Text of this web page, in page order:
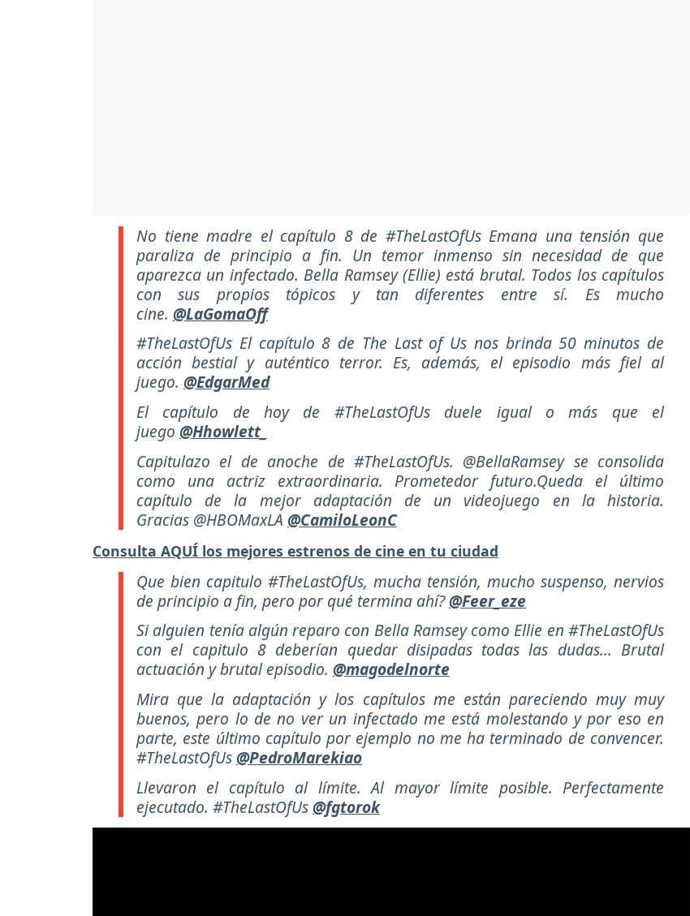
No tiene madre el capítulo 8 de #TheLastOfUs Emana una tensión que
paraliza de principio a fin. Un temor inmenso sin necesidad de que
aparezca un infectado. Bella Ramsey (Ellie) está brutal. Todos los capítulos
con sus propios tópicos y tan diferentes entre sí. Es mucho
cine. @LaGomaOff
#TheLastOfUs El capítulo 8 de The Last of Us nos brinda 50 minutos de
acción bestial y auténtico terror. Es, además, el episodio más fiel al
juego. @EdgarMed
El capítulo de hoy de #TheLastOfUs duele igual o más que el
juego @Hhowlett_
Capitulazo el de anoche de #TheLastOfUs. @BellaRamsey se consolida
como una actriz extraordinaria. Prometedor futuro.Queda el último
capítulo de la mejor adaptación de un videojuego en la historia.
Gracias @HBOMaxLA @CamiloLeonC
Consulta AQUÍ los mejores estrenos de cine en tu ciudad
Que bien capitulo #TheLastOfUs, mucha tensión, mucho suspenso, nervios
de principio a fin, pero por qué termina ahí? @Feer_eze
Si alguien tenía algún reparo con Bella Ramsey como Ellie en #TheLastOfUs
con el capitulo 8 deberían quedar disipadas todas las dudas... Brutal
actuación y brutal episodio. @magodelnorte
Mira que la adaptación y los capítulos me están pareciendo muy muy
buenos, pero lo de no ver un infectado me está molestando y por eso en
parte, este último capítulo por ejemplo no me ha terminado de convencer.
#TheLastOfUs @PedroMarekiao
Llevaron el capítulo al límite. Al mayor límite posible. Perfectamente
ejecutado. #TheLastOfUs @fgtorok